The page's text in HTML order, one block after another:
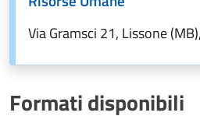
Via Gramsci 21, Lissone
Formati disponibili